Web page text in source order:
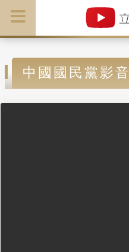
中國國民黨影音